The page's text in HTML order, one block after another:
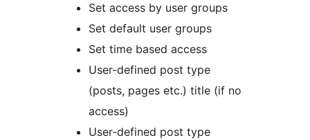
Set access by user groups
Set default user groups
Set time based access
User-defined post type
(posts, pages etc.) title (if no
access)
User-defined post type